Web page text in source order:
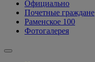
Официально
Почетные граждане
Раменское 100
Фотогалерея